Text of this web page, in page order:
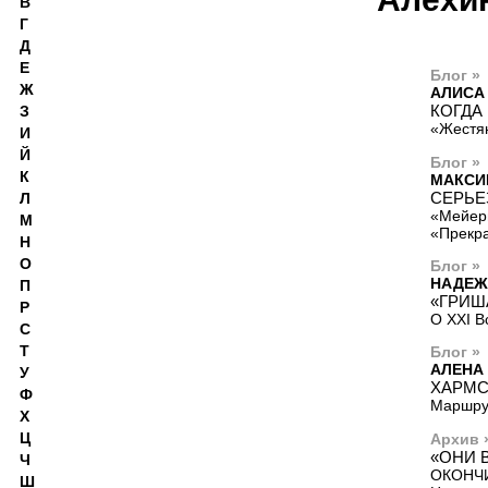
Блог »
АЛИСА
Блог »
Блог »
О XXI
Блог »
ХАРМС
Архив
«ОНИ
Г
Д
Е
Ж
З
И
Й
К
Л
М
Н
О
П
Р
С
Т
У
Ф
Х
Ц
Ч
Ш